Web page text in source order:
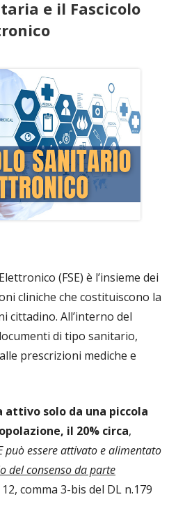
e il Fascicolo
(FSE) è l’insieme dei
cliniche che costituiscono la
cittadino. All’interno del
di tipo sanitario,
prescrizioni mediche e
attivo solo da una piccola
il 20% circa,
può essere attivato e alimentato
del consenso da parte
comma 3-bis del DL n.179